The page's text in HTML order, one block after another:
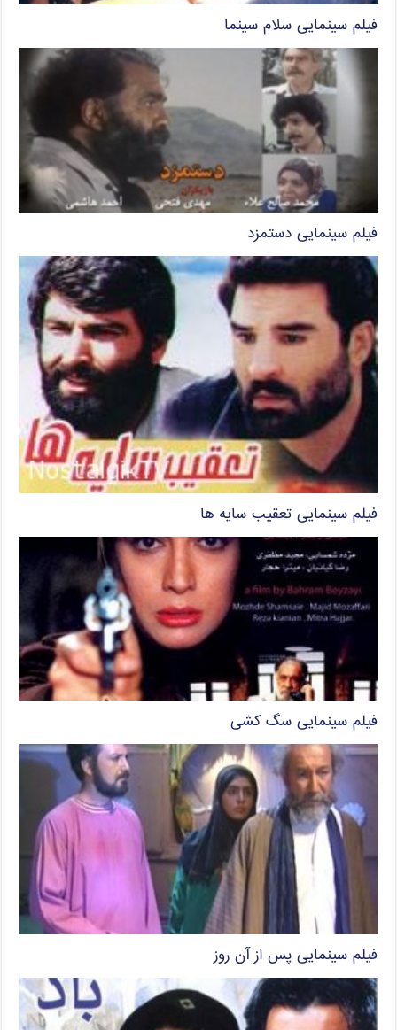
فیلم سینمایی سلام سینما
فیلم سینمایی دستمزد
فیلم سینمایی تعقیب سایه ها
فیلم سینمایی سگ کشی
فیلم سینمایی پس از آن روز